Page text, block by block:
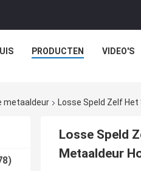
PRODUCTEN VIDEO'S
metaaldeur Losse Speld Zelf
Losse Speld
Metaaldeur